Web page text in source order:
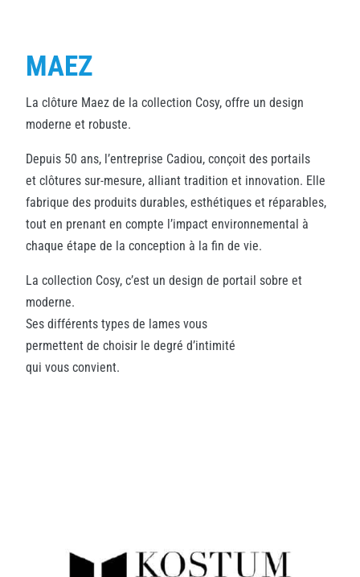
MAEZ
La clôture Maez de la collection Cosy, offre un design
moderne et robuste.
Depuis 50 ans, l’entreprise Cadiou, conçoit des portails
et clôtures sur-mesure, alliant tradition et innovation. Elle
fabrique des produits durables, esthétiques et réparables,
tout en prenant en compte l’impact environnemental à
chaque étape de la conception à la fin de vie.
La collection Cosy, c’est un design de portail sobre et
moderne.
Ses différents types de lames vous
permettent de choisir le degré d’intimité
qui vous convient.